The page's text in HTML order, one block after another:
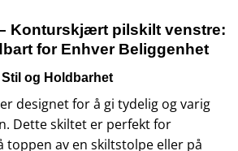
Konturskjært pilskilt venstre:
for Enhver Beliggenhet
og Holdbarhet
designet for å gi tydelig og varig
Dette skiltet er perfekt for
toppen av en skiltstolpe eller på